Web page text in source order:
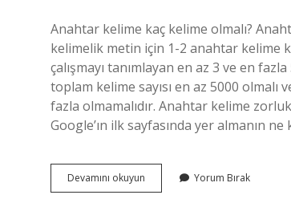
Anahtar kelime kaç kelime olmalı?
kelimelik metin için 1-2 anahtar kelime
çalışmayı tanımlayan en az 3 ve en
toplam kelime sayısı en az 5000
fazla olmamalıdır. Anahtar kelime
Google’ın ilk sayfasında yer almanın
Devamını okuyun Anahtar
Kelime
Yorum Bırak